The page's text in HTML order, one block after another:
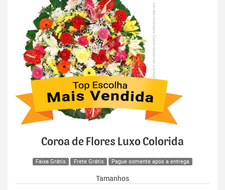
Coroa de Flores Luxo Colorida
Faixa Grátis Frete Grátis Pague somente após a entrega
Tamanhos